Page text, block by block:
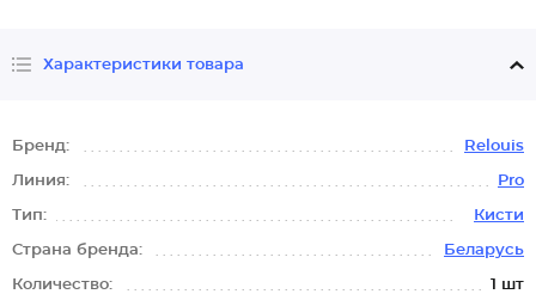
Характеристики товара
Бренд: Relouis
Линия: Pro
Тип: Кисти
Страна бренда: Беларусь
Количество: 1 шт